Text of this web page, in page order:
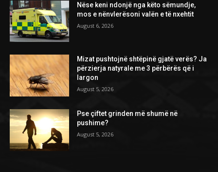
Nëse keni ndonjë nga këto sëmundje,
mos e nënvlerësoni valën e të nxehtit
August 6, 2026
Mizat pushtojnë shtëpinë gjatë verës? Ja
përzierja natyrale me 3 përbërës që i
largon
August 5, 2026
Pse çiftet grinden më shumë në
pushime?
August 5, 2026